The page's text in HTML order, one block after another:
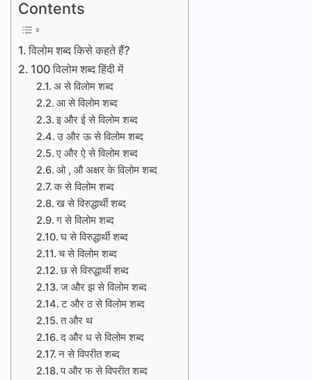
Contents
विलोम शब्द किसे कहते हैं?
100 विलोम शब्द हिंदी में
अ से विलोम शब्द
आ से विलोम शब्द
इ और ई से विलोम शब्द
उ और ऊ से विलोम शब्द
ए और ऐ से विलोम शब्द
ओ , औ अक्षर के विलोम शब्द
क से विलोम शब्द
ख से विरुद्धार्थी शब्द
ग से विलोम शब्द
घ से विरुद्धार्थी शब्द
च से विलोम शब्द
छ से विरुद्धार्थी शब्द
ज और झ से विलोम शब्द
ट और ठ से विलोम शब्द
त और थ
द और ध से विलोम शब्द
न से विपरीत शब्द
प और फ से विपरीत शब्द